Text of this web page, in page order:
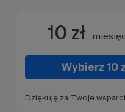
10 zł
Wybierz 10
Dziękuję za Twoje